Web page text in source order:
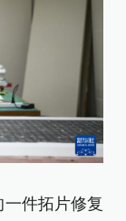
件拓片修复